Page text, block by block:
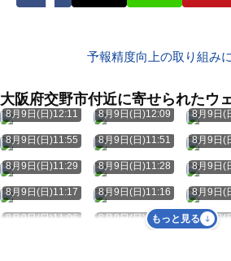
予報精度向上の取り組み
大阪府交野市付近に寄せられたウ
8月9日(日)12:11 8月9日(日)12:09 8月9日(
8月9日(日)11:55 8月9日(日)11:51 8月9日(
8月9日(日)11:29 8月9日(日)11:28 8月9日(
8月9日(日)11:17 8月9日(日)11:16 8月9日(
8月9日(日)11:06 8月9日(日)10:59 8月9日(
もっと見る